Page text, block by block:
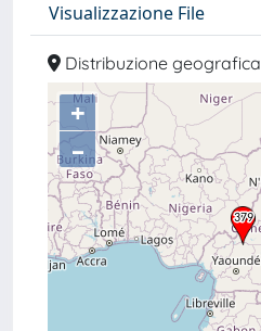
Visualizzazione File
Distribuzione geografica
+
–